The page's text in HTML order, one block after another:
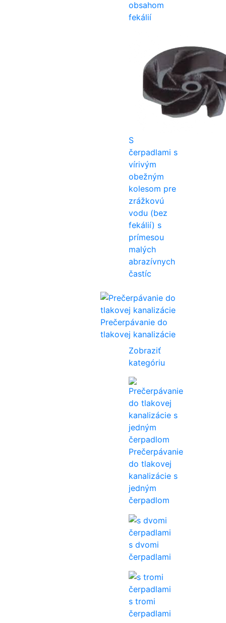
obsahom
fekálií
S
čerpadlami s
vírivým
obežným
kolesom pre
zrážkovú
vodu (bez
fekálií) s
prímesou
malých
abrazívnych
častíc
Prečerpávanie do
tlakovej kanalizácie
Zobraziť
kategóriu
Prečerpávanie
do tlakovej
kanalizácie s
jedným
čerpadlom
s dvomi
čerpadlami
s tromi
čerpadlami